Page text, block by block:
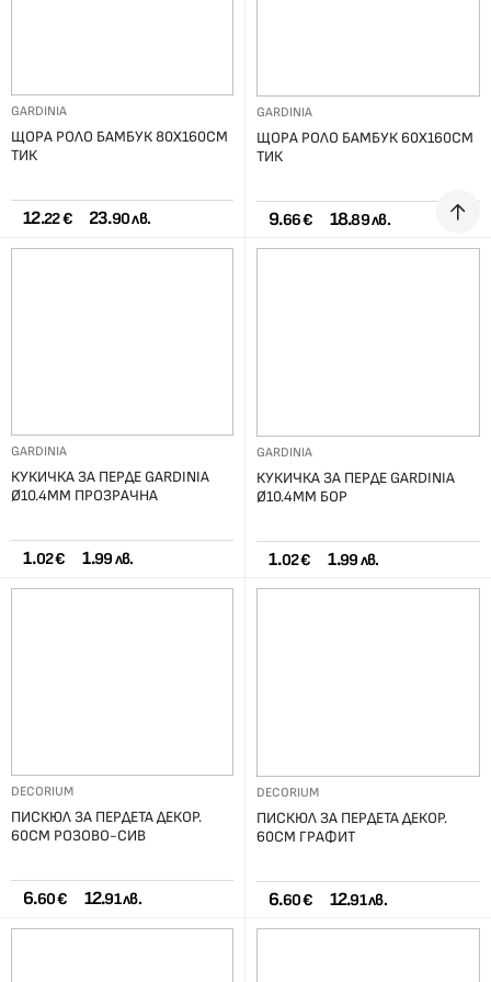
GARDINIA
ЩОРА РОЛО БАМБУК 80X160СМ
ТИК
12.22 € 23.90 лв.
GARDINIA
ЩОРА РОЛО БАМБУК 60X160СМ
ТИК
9.66 € 18.89 лв.
GARDINIA
КУКИЧКА ЗА ПЕРДЕ GARDINIA
Ø10.4ММ ПРОЗРAЧНА
1.02 € 1.99 лв.
GARDINIA
КУКИЧКА ЗА ПЕРДЕ GARDINIA
Ø10.4ММ БОР
1.02 € 1.99 лв.
DECORIUM
ПИСКЮЛ ЗА ПЕРДЕТА ДЕКОР.
60СМ РОЗОВО-СИВ
6.60 € 12.91 лв.
DECORIUM
ПИСКЮЛ ЗА ПЕРДЕТА ДЕКОР.
60СМ ГРАФИТ
6.60 € 12.91 лв.